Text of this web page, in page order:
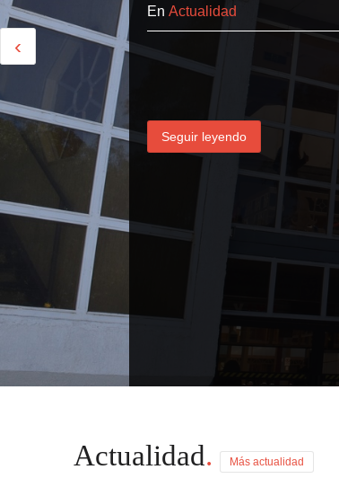
‹
EnActualidad
Seguir leyendo
Actualidad. Más actualidad